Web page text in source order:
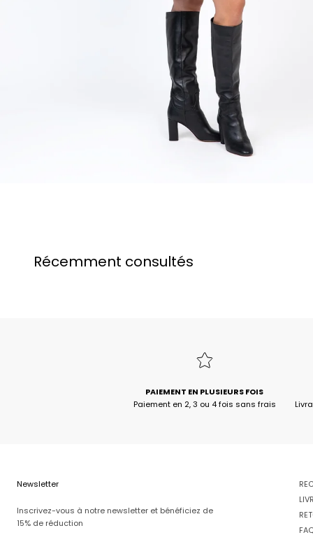
Récemment consultés
PAIEMENT EN PLUSIEURS FOIS
Paiement en 2, 3 ou 4 fois sans frais
Newsletter
Inscrivez-vous à notre newsletter et bénéficiez de
15% de réduction